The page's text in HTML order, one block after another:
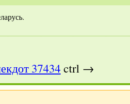
37434ctrl →